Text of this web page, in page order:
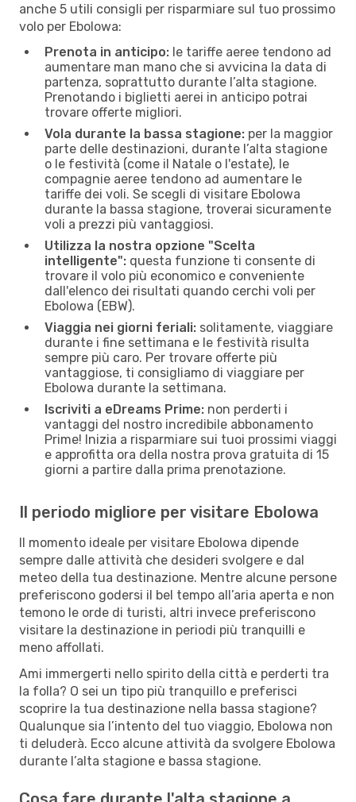
anche 5 utili consigli per risparmiare sul tuo prossimo
volo per Ebolowa:
Prenota in anticipo: le tariffe aeree tendono ad
aumentare man mano che si avvicina la data di
partenza, soprattutto durante l’alta stagione.
Prenotando i biglietti aerei in anticipo potrai
trovare offerte migliori.
Vola durante la bassa stagione: per la maggior
parte delle destinazioni, durante l’alta stagione
o le festività (come il Natale o l'estate), le
compagnie aeree tendono ad aumentare le
tariffe dei voli. Se scegli di visitare Ebolowa
durante la bassa stagione, troverai sicuramente
voli a prezzi più vantaggiosi.
Utilizza la nostra opzione "Scelta
intelligente": questa funzione ti consente di
trovare il volo più economico e conveniente
dall'elenco dei risultati quando cerchi voli per
Ebolowa (EBW).
Viaggia nei giorni feriali: solitamente, viaggiare
durante i fine settimana e le festività risulta
sempre più caro. Per trovare offerte più
vantaggiose, ti consigliamo di viaggiare per
Ebolowa durante la settimana.
Iscriviti a eDreams Prime: non perderti i
vantaggi del nostro incredibile abbonamento
Prime! Inizia a risparmiare sui tuoi prossimi viaggi
e approfitta ora della nostra prova gratuita di 15
giorni a partire dalla prima prenotazione.
Il periodo migliore per visitare Ebolowa
Il momento ideale per visitare Ebolowa dipende
sempre dalle attività che desideri svolgere e dal
meteo della tua destinazione. Mentre alcune persone
preferiscono godersi il bel tempo all’aria aperta e non
temono le orde di turisti, altri invece preferiscono
visitare la destinazione in periodi più tranquilli e
meno affollati.
Ami immergerti nello spirito della città e perderti tra
la folla? O sei un tipo più tranquillo e preferisci
scoprire la tua destinazione nella bassa stagione?
Qualunque sia l’intento del tuo viaggio, Ebolowa non
ti deluderà. Ecco alcune attività da svolgere Ebolowa
durante l’alta stagione e bassa stagione.